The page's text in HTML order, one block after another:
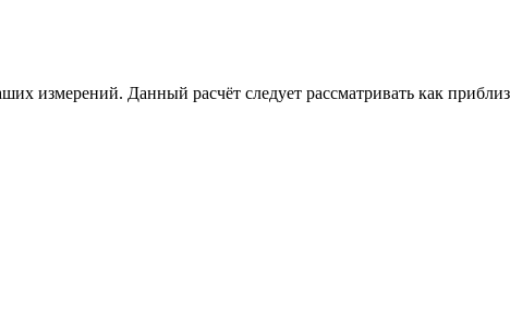
измерений. Данный расчёт следует рассматривать как